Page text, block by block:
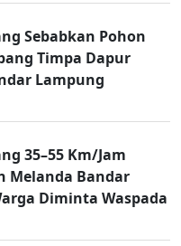
Sebabkan Pohon
Timpa Dapur
Lampung
35–55 Km/Jam
Melanda Bandar
Diminta Waspada